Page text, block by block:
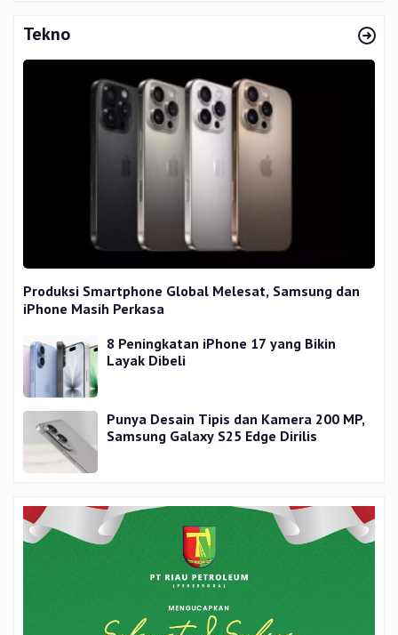
Tekno
Produksi Smartphone Global Melesat, Samsung dan
iPhone Masih Perkasa
8 Peningkatan iPhone 17 yang Bikin
Layak Dibeli
Punya Desain Tipis dan Kamera 200 MP,
Samsung Galaxy S25 Edge Dirilis